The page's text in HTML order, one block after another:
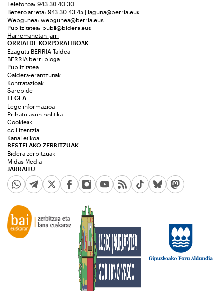
Telefonoa: 943 30 40 30
Bezero arreta: 943 30 43 45 | laguna@berria.eus
Webgunea: webgunea@berria.eus
Publizitatea: publi@bidera.eus
Harremanetan jarri
ORRIALDE KORPORATIBOAK
Ezagutu BERRIA Taldea
BERRIA berri bloga
Publizitatea
Galdera-erantzunak
Kontratazioak
Sarebide
JARRAITU
LEGEA
Lege informazioa
Pribatutasun politika
Cookieak
cc Lizentzia
Kanal etikoa
BESTELAKO ZERBITZUAK
Bidera zerbitzuak
Midas Media